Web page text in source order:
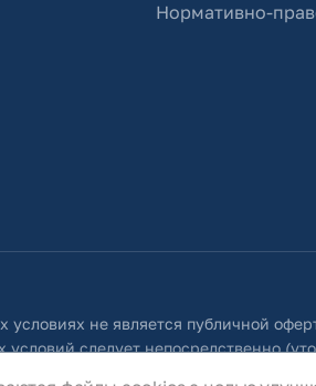
Нормативно-
не является публичной
следует непосредственно
время без специального